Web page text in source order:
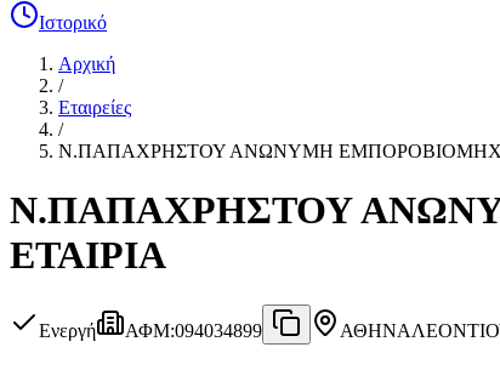
Ιστορικό
Αρχική
/
Εταιρείες
/
Ν.ΠΑΠΑΧΡΗΣΤΟΥ ΑΝΩΝΥΜΗ
Ν.ΠΑΠΑΧΡΗΣΤΟΥ
ΕΤΑΙΡΙΑ
Ενεργή ΑΦΜ:094034899 ΑΘΗΝΑ